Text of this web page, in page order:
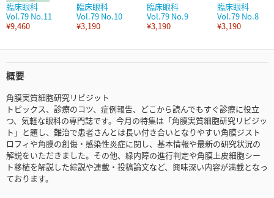
臨床眼科
Vol.79 No.11
¥9,460
臨床眼科
Vol.79 No.10
¥3,190
臨床眼科
Vol.79 No.9
¥3,190
臨床眼科
Vol.79 No.8
¥3,190
概要
角膜実質細胞研究リビジット
トピックス、診療のコツ、症例報告、どこから読んでもすぐ診療に役立
つ、気軽な眼科の専門誌です。今月の特集は「角膜実質細胞研究リビジッ
ト」と題し、難治で患者さんとは長い付き合いとなりやすい角膜ジスト
ロフィや角膜の創傷・感染性炎症に関し、基本情報や最新の研究状況の
解説をいただきました。その他、緑内障の進行判定や角膜上皮細胞シー
ト移植を解説した綜説や連載・投稿論文など、興味深い内容が満載となっ
ております。